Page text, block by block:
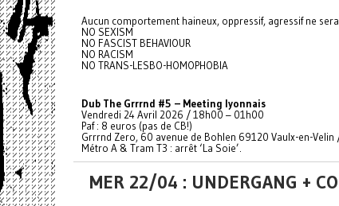
Aucun comportement haineux, oppressif, agressif ne
NO SEXISM
NO FASCIST BEHAVIOUR
NO RACISM
NO TRANS-LESBO-HOMOPHOBIA
Dub The Grrrnd #5 – Meeting lyonnais
Vendredi 24 Avril 2026 / 18h00 – 01h00
Paf : 8 euros (pas de CB!)
Grrrnd Zero, 60 avenue de Bohlen 69120 Vaulx-en-Velin
Métro A & Tram T3 : arrêt ‘La Soie’.
MER 22/04 : UNDERGANG +